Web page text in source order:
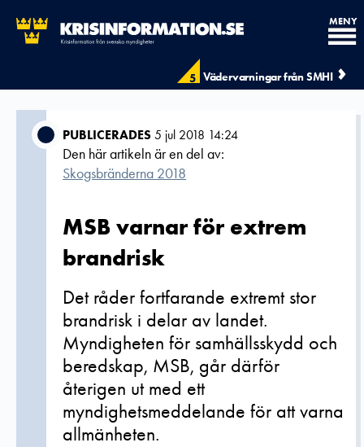
5 Vädervarningar från SMHI
MENY
PUBLICERADES5 jul 2018 14:24
Den här artikeln är en del av:
Skogsbränderna 2018
MSB varnar för extrem
brandrisk
Det råder fortfarande extremt stor
brandrisk i delar av landet.
Myndigheten för samhällsskydd och
beredskap, MSB, går därför
återigen ut med ett
myndighetsmeddelande för att varna
allmänheten.